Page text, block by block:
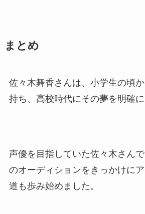
まとめ
佐々木舞香さんは、小学生の頃
持ち、高校時代にその夢を明確に
声優を目指していた佐々木さん
のオーディションをきっかけに
道も歩み始めました。